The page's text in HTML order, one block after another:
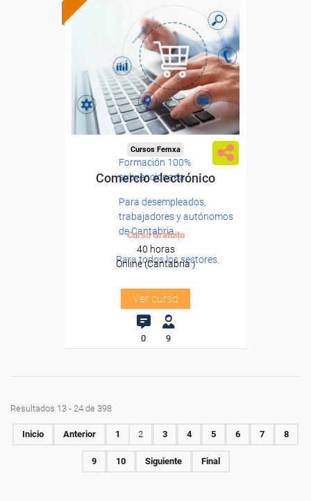
Formación 100%
subvencionada.
Para desempleados,
trabajadores y autónomos
de Cantabria.
Para todos los sectores.
Cursos Femxa
Comercio electrónico
Curso Gratuito
40 horas
Online (Cantabria )
Ver curso
0 9
Resultados 13 - 24 de 398
Inicio Anterior 1 2 3 4 5 6 7 8
9 10 Siguiente Final